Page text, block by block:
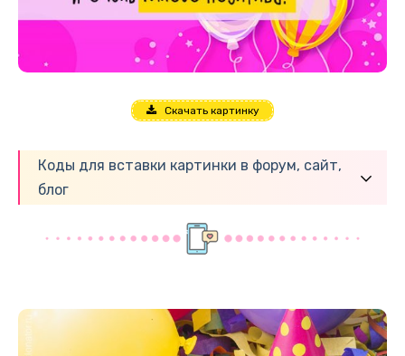
Скачать картинку
Коды для вставки картинки в форум, сайт,
блог